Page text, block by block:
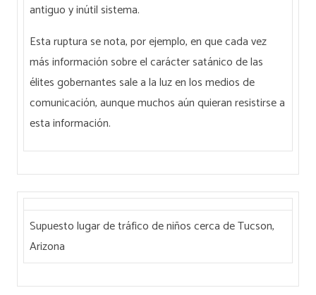
antiguo y inútil sistema.
Esta ruptura se nota, por ejemplo, en que cada vez
más información sobre el carácter satánico de las
élites gobernantes sale a la luz en los medios de
comunicación, aunque muchos aún quieran resistirse a
esta información.
Supuesto lugar de tráfico de niños cerca de Tucson,
Arizona